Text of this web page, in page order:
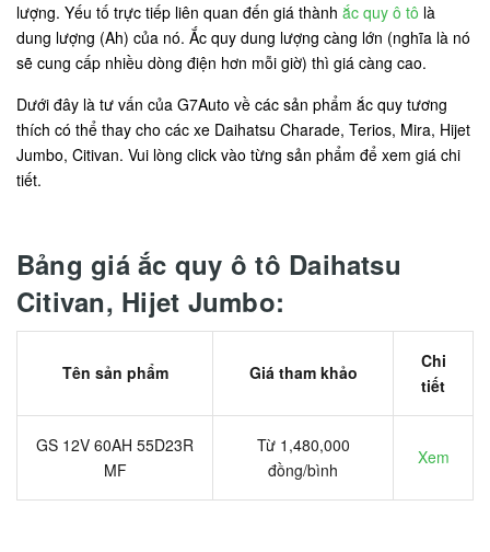
lượng. Yếu tố trực tiếp liên quan đến giá thành ắc quy ô tô là
dung lượng (Ah) của nó. Ắc quy dung lượng càng lớn (nghĩa là nó
sẽ cung cấp nhiều dòng điện hơn mỗi giờ) thì giá càng cao.
Dưới đây là tư vấn của G7Auto về các sản phẩm ắc quy tương
thích có thể thay cho các xe Daihatsu Charade, Terios, Mira, Hijet
Jumbo, Citivan. Vui lòng click vào từng sản phẩm để xem giá chi
tiết.
Bảng giá ắc quy ô tô Daihatsu
Citivan, Hijet Jumbo:
Tên sản phẩm Giá tham khảo
Chi
tiết
GS 12V 60AH 55D23R
MF
Từ 1,480,000
đồng/bình
Xem